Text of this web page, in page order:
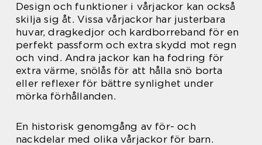
Design och funktioner i vårjackor kan också
skilja sig åt. Vissa vårjackor har justerbara
huvar, dragkedjor och kardborreband för en
perfekt passform och extra skydd mot regn
och vind. Andra jackor kan ha fodring för
extra värme, snölås för att hålla snö borta
eller reflexer för bättre synlighet under
mörka förhållanden.
En historisk genomgång av för- och
nackdelar med olika vårjackor för barn.